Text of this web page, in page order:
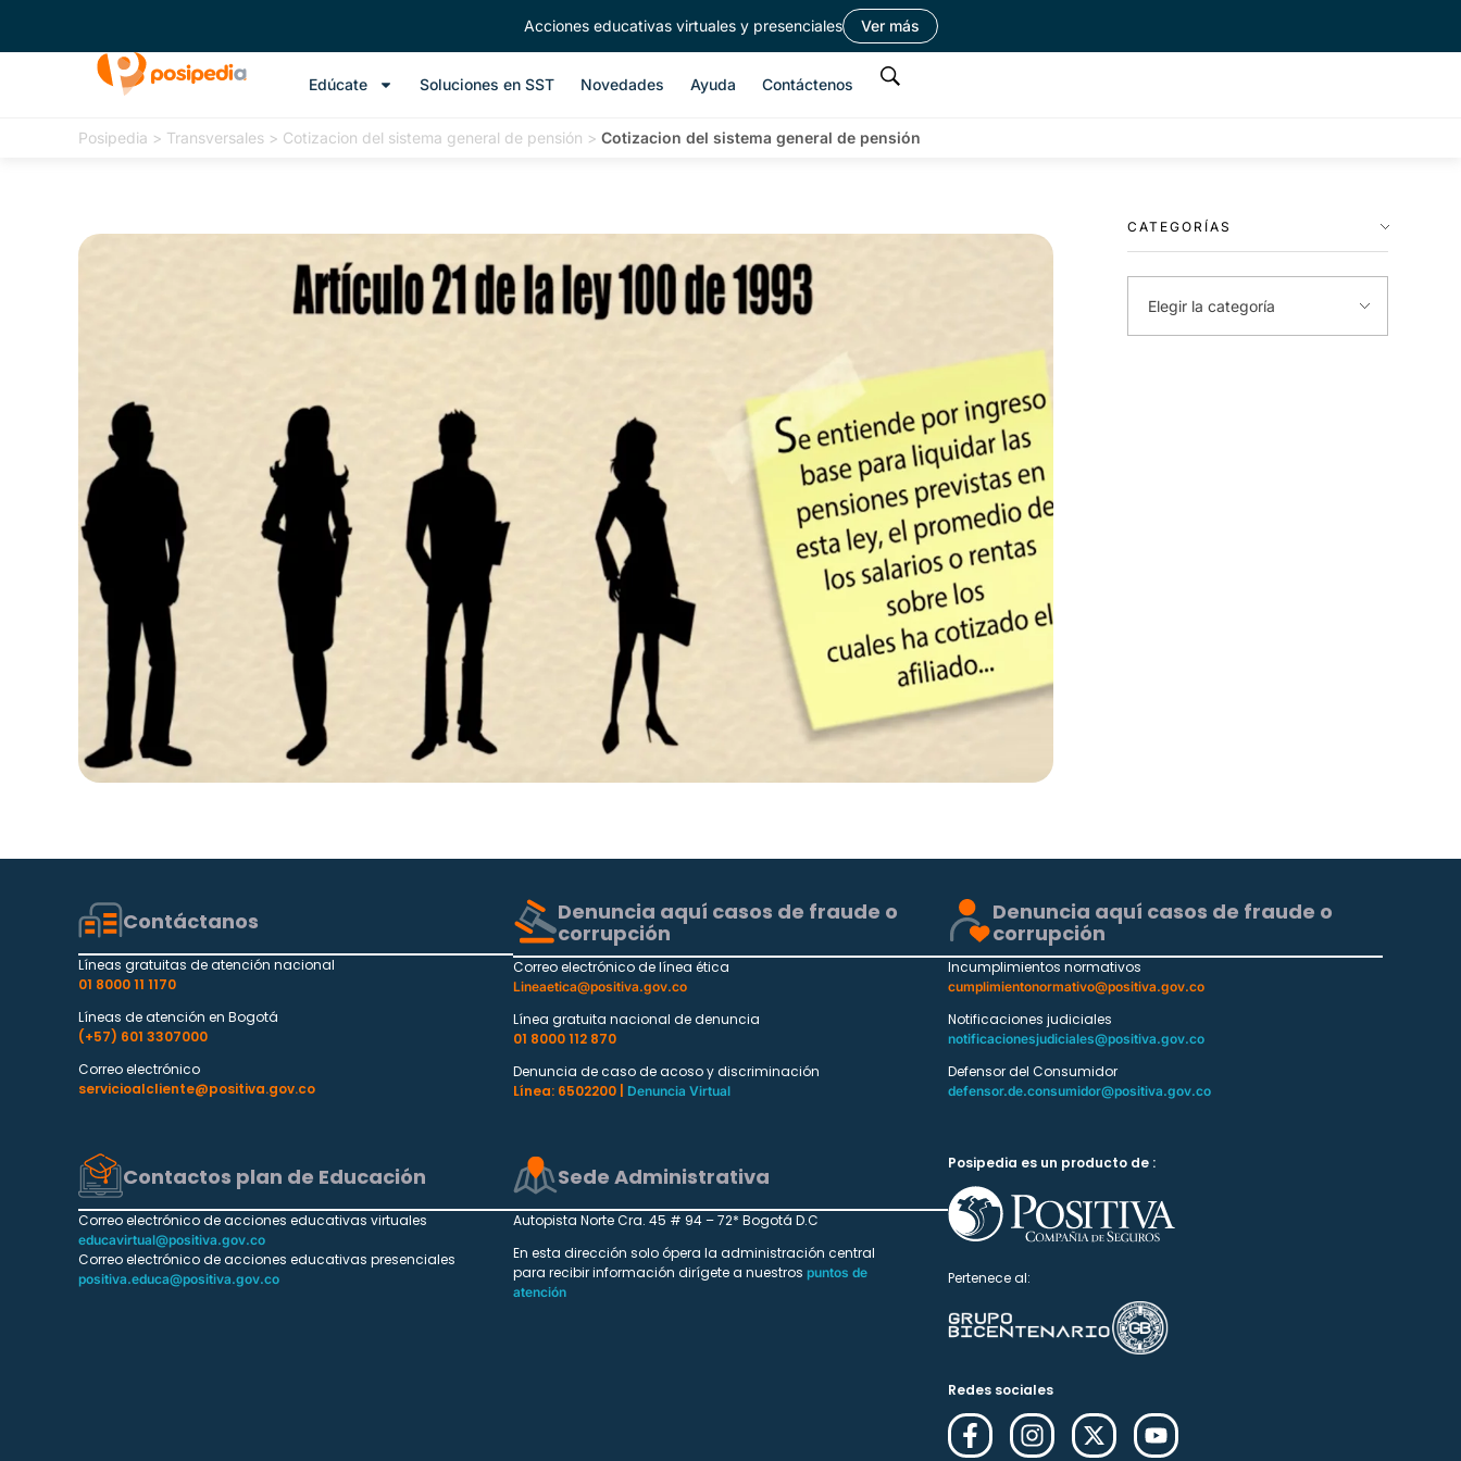
Acciones educativas virtuales y presenciales Ver más
Edúcate Soluciones en SST Novedades Ayuda Contáctenos
Posipedia > Transversales > Cotizacion del sistema general de pensión > Cotizacion del sistema general de pensión
CATEGORÍAS
Contáctanos
Líneas gratuitas de atención nacional
01 8000 11 1170
Líneas de atención en Bogotá
(+57) 601 3307000
Correo electrónico
servicioalcliente@positiva.gov.co
Denuncia aquí casos de fraude o
corrupción
Correo electrónico de línea ética
Lineaetica@positiva.gov.co
Línea gratuita nacional de denuncia
01 8000 112 870
Denuncia de caso de acoso y discriminación
Línea: 6502200 |
Denuncia Virtual
Denuncia aquí casos de fraude o
corrupción
Incumplimientos normativos
cumplimientonormativo@positiva.gov.co
Notificaciones judiciales
notificacionesjudiciales@positiva.gov.co
Defensor del Consumidor
defensor.de.consumidor@positiva.gov.co
Contactos plan de Educación
Correo electrónico de acciones educativas virtuales
educavirtual@positiva.gov.co
Correo electrónico de acciones educativas presenciales
positiva.educa@positiva.gov.co
Sede Administrativa
Autopista Norte Cra. 45 # 94 – 72* Bogotá D.C
En esta dirección solo ópera la administración central
para recibir información dirígete a nuestros puntos de
atención
Posipedia es un producto de :
Pertenece al:
Redes sociales